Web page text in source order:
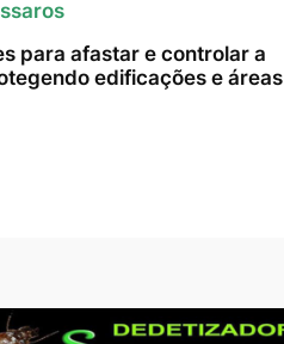
para afastar e controlar a
edificações e áreas